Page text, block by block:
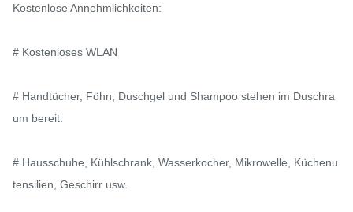
Kostenlose Annehmlichkeiten:
# Kostenloses WLAN
# Handtücher, Föhn, Duschgel und Shampoo stehen im Duschra
um bereit.
# Hausschuhe, Kühlschrank, Wasserkocher, Mikrowelle, Küchenu
tensilien, Geschirr usw.